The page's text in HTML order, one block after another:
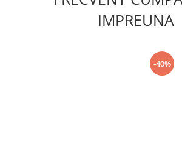
IMPREUNA
-40%